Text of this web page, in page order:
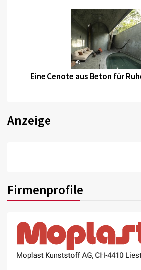
©
Eine Cenote aus Beton für
Anzeige
Firmenprofile